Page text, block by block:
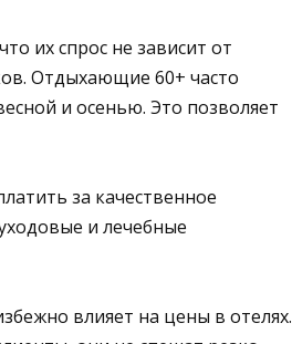
их спрос не зависит от
Отдыхающие 60+ часто
и осенью. Это позволяет
за качественное
и лечебные
влияет на цены в отелях.